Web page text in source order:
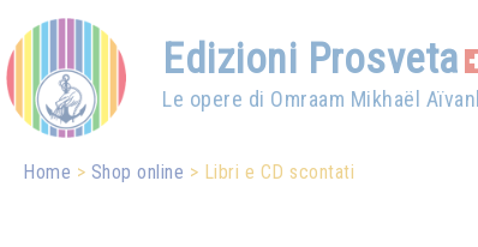
Edizioni Prosveta
Le opere di Omraam Mikhaël
Home Shop online Libri e CD scontati